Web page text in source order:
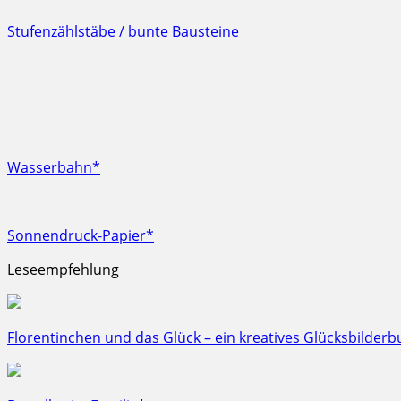
Stufenzählstäbe / bunte Bausteine
Wasserbahn*
Sonnendruck-Papier*
Leseempfehlung
Florentinchen und das Glück – ein kreatives